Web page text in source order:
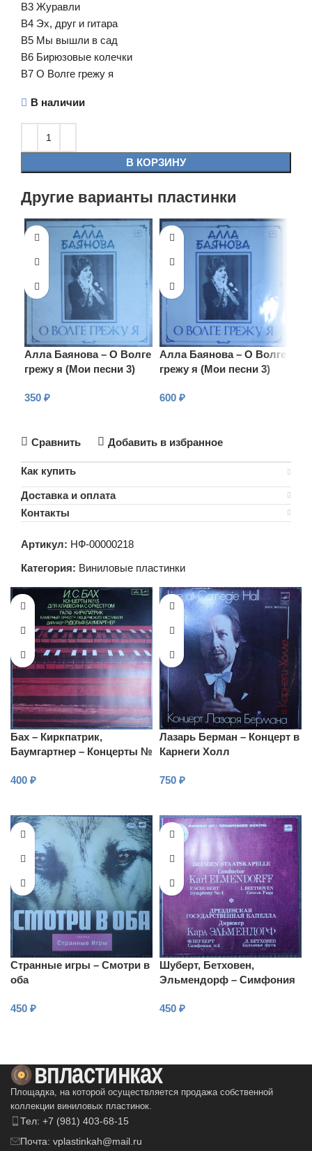
B3 Журавли
B4 Эх, друг и гитара
B5 Мы вышли в сад
B6 Бирюзовые колечки
B7 О Волге грежу я
В наличии
В КОРЗИНУ
Другие варианты пластинки
Алла Баянова – О Волге
грежу я (Мои песни 3)
350 ₽
Алла Баянова – О Волге
грежу я (Мои песни 3)
600 ₽
Сравнить Добавить в избранное
Как купить
Доставка и оплата
Контакты
Артикул: НФ-00000218
Категория: Виниловые пластинки
Бах – Киркпатрик,
Баумгартнер – Концерты №
оркестром
400 ₽
Лазарь Берман – Концерт в
Карнеги Холл
750 ₽
Странные игры – Смотри в
оба
450 ₽
Шуберт, Бетховен,
Эльмендорф – Симфония
450 ₽
Площадка, на которой осуществляется продажа собственной
коллекции виниловых пластинок.
Тел: +7 (981) 403-68-15
Почта: vplastinkah@mail.ru